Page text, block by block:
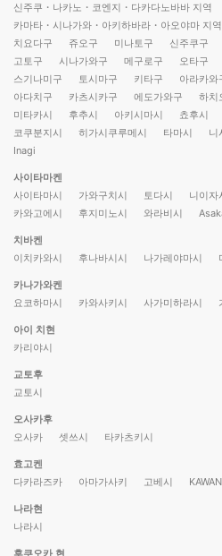
신주쿠・나카노・코엔지・다카다노바바 지역
카마타・시나가와・아키하바라・아오야마 지역
치요다구
쥬오구 미나토구 신주쿠구
고토구
시나가와구 메구로구 오타구
스기나미구
토시마구 키타구 아라카와
아다치구
카츠시카구 에도가와구 하치
미타카시
후추시 아키시마시 쵸후시
코쿠분지시
히가시쿠루메시 타마시 니
Inagi
사이타마켄
사이타마시
가와구치시 토다시 니이자
카와고에시
후지미노시 와라비시
치바켄
이치카와시
후나바시시 나가레야마시
카나가와켄
요코하마시
카와사키시 사가미하라시
아이 치현
카리야시
교토후
교토시
오사카후
오사카
셋쓰시 타카츠키시
효고켄
다카라즈카
아마가사키 고베시
나라현
나라시